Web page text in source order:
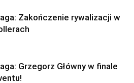
Zakończenie rywalizacji w
Grzegorz Główny w finale